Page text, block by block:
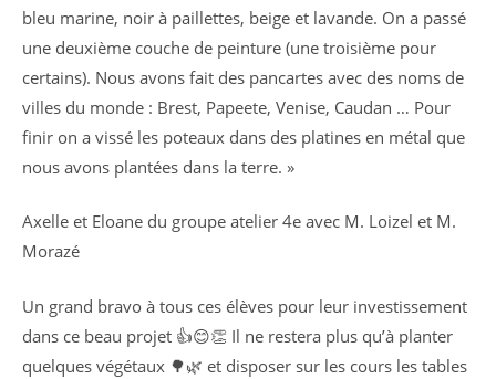
bleu marine, noir à paillettes, beige et lavande. On a passé
une deuxième couche de peinture (une troisième pour
certains). Nous avons fait des pancartes avec des noms de
villes du monde : Brest, Papeete, Venise, Caudan … Pour
finir on a vissé les poteaux dans des platines en métal que
nous avons plantées dans la terre. »
Axelle et Eloane du groupe atelier 4e avec M. Loizel et M.
Morazé
Un grand bravo à tous ces élèves pour leur investissement
dans ce beau projet 👍😊👏 Il ne restera plus qu’à planter
quelques végétaux 🌳🌿 et disposer sur les cours les tables